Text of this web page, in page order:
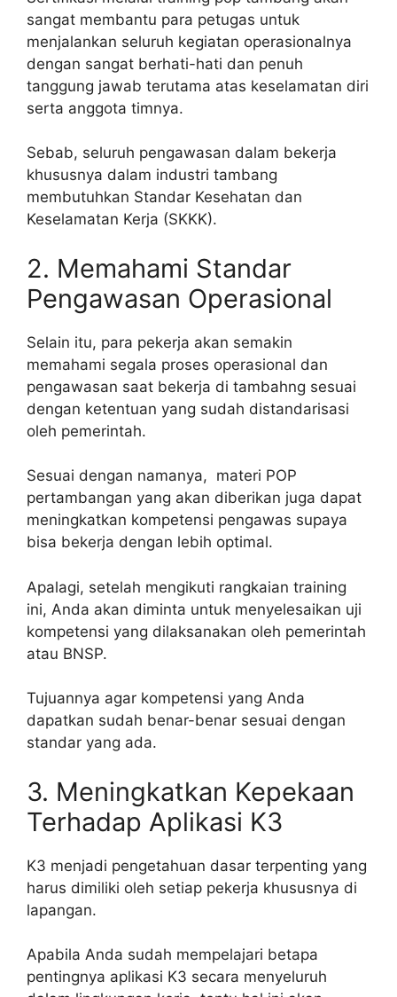
sangat membantu para petugas untuk
menjalankan seluruh kegiatan operasionalnya
dengan sangat berhati-hati dan penuh
tanggung jawab terutama atas keselamatan diri
serta anggota timnya.
Sebab, seluruh pengawasan dalam bekerja
khususnya dalam industri tambang
membutuhkan Standar Kesehatan dan
Keselamatan Kerja (SKKK).
2. Memahami Standar
Pengawasan Operasional
Selain itu, para pekerja akan semakin
memahami segala proses operasional dan
pengawasan saat bekerja di tambahng sesuai
dengan ketentuan yang sudah distandarisasi
oleh pemerintah.
Sesuai dengan namanya, materi POP
pertambangan yang akan diberikan juga dapat
meningkatkan kompetensi pengawas supaya
bisa bekerja dengan lebih optimal.
Apalagi, setelah mengikuti rangkaian training
ini, Anda akan diminta untuk menyelesaikan uji
kompetensi yang dilaksanakan oleh pemerintah
atau BNSP.
Tujuannya agar kompetensi yang Anda
dapatkan sudah benar-benar sesuai dengan
standar yang ada.
3. Meningkatkan Kepekaan
Terhadap Aplikasi K3
K3 menjadi pengetahuan dasar terpenting yang
harus dimiliki oleh setiap pekerja khususnya di
lapangan.
Apabila Anda sudah mempelajari betapa
pentingnya aplikasi K3 secara menyeluruh